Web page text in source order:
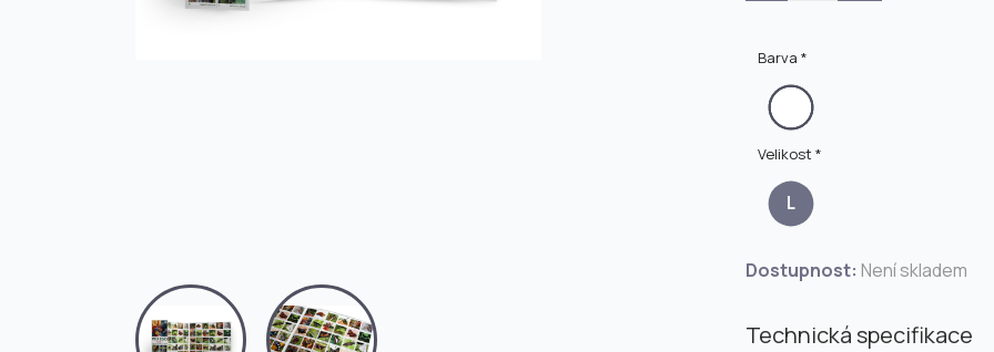
Barva *
Velikost *
L
Dostupnost: Není skladem
Technická specifikace